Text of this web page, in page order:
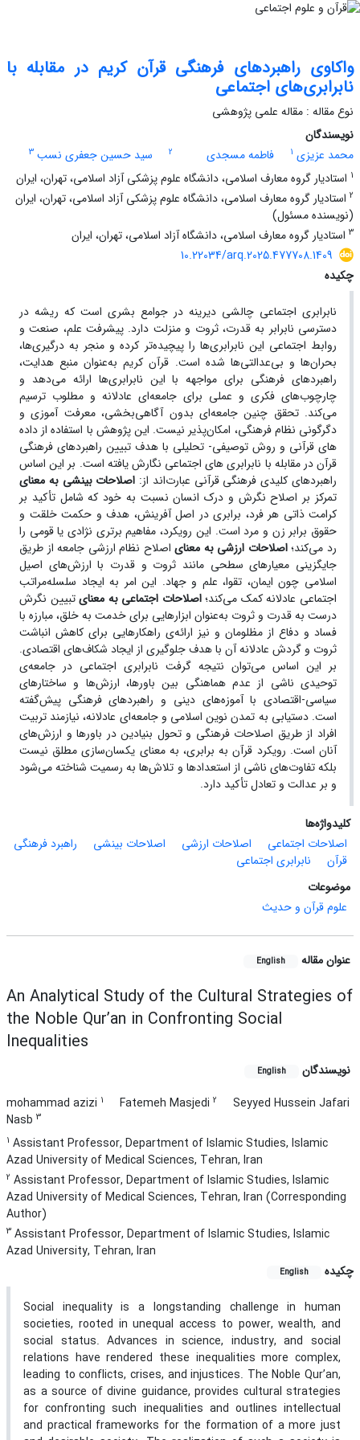
واکاوی راهبردهای فرهنگی قرآن کریم در مقابله با
نابرابری‌های اجتماعی
نوع مقاله : مقاله علمی پژوهشی
نویسندگان
محمد عزیزی 1 فاطمه مسجدی 2 سید حسین جعفری نسب 3
1 استادیار گروه معارف اسلامی، دانشگاه علوم پزشکی آزاد اسلامی، تهران، ایران
2 استادیار گروه معارف اسلامی، دانشگاه علوم پزشکی آزاد اسلامی، تهران، ایران
(نویسنده مسئول)
3 استادیار گروه معارف اسلامی، دانشگاه آزاد اسلامی، تهران، ایران
10.22034/arq.2025.477708.1409
چکیده
نابرابری اجتماعی چالشی دیرینه در جوامع بشری است که ریشه در
دسترسی نابرابر به قدرت، ثروت و منزلت دارد. پیشرفت علم، صنعت و
روابط اجتماعی این نابرابری‌ها را پیچیده‌تر کرده و منجر به درگیری‌ها،
بحران‌ها و بی‌عدالتی‌ها شده است. قرآن کریم به‌عنوان منبع هدایت،
راهبردهای فرهنگی برای مواجهه با این نابرابری‌ها ارائه می‌دهد و
چارچوب‌های فکری و عملی برای جامعه‌ای عادلانه و مطلوب ترسیم
می‌کند. تحقق چنین جامعه‌ای بدون آگاهی‌بخشی، معرفت آموزی و
دگرگونی نظام فرهنگی، امکان‌پذیر نیست. این پژوهش با استفاده از داده
های قرآنی و روش توصیفی- تحلیلی با هدف تبیین راهبردهای فرهنگی
قرآن در مقابله با نابرابری های اجتماعی نگارش یافته است. بر این اساس
راهبردهای کلیدی فرهنگی قرآنی عبارت‌اند از: اصلاحات بینشی به معنای
تمرکز بر اصلاح نگرش و درک انسان نسبت به خود که شامل تأکید بر
کرامت ذاتی هر فرد، برابری در اصل آفرینش، هدف و حکمت خلقت و
حقوق برابر زن و مرد است. این رویکرد، مفاهیم برتری نژادی یا قومی را
رد می‌کند؛اصلاحات ارزشی به معنایاصلاح نظام ارزشی جامعه از طریق
جایگزینی معیارهای سطحی مانند ثروت و قدرت با ارزش‌های اصیل
اسلامی چون ایمان، تقوا، علم و جهاد. این امر به ایجاد سلسله‌مراتب
اجتماعی عادلانه کمک می‌کند؛اصلاحات اجتماعی به معنایتبیین نگرش
درست به قدرت و ثروت به‌عنوان ابزارهایی برای خدمت به خلق، مبارزه با
فساد و دفاع از مظلومان و نیز ارائه‌ی راهکارهایی برای کاهش انباشت
ثروت و گردش عادلانه آن با هدف جلوگیری از ایجاد شکاف‌های اقتصادی.
بر این اساس می‌توان نتیجه گرفت نابرابری اجتماعی در جامعه‌ی
توحیدی ناشی از عدم هماهنگی بین باورها، ارزش‌ها و ساختارهای
سیاسی-اقتصادی با آموزه‌های دینی و راهبردهای فرهنگی پیش‌گفته
است. دستیابی به تمدن نوین اسلامی و جامعه‌ای عادلانه، نیازمند تربیت
افراد از طریق اصلاحات فرهنگی و تحول بنیادین در باورها و ارزش‌های
آنان است. رویکرد قرآن به برابری، به معنای یکسان‌سازی مطلق نیست
بلکه تفاوت‌های ناشی از استعدادها و تلاش‌ها به رسمیت شناخته می‌شود
و بر عدالت و تعادل تأکید دارد.
کلیدواژه‌ها
اصلاحات اجتماعی
اصلاحات ارزشی اصلاحات بینشی
راهبرد فرهنگی
قرآن
نابرابری اجتماعی
موضوعات
علوم قرآن و حدیث
عنوان مقاله English
An Analytical Study of the Cultural Strategies of
the Noble Qur’an in Confronting Social
Inequalities
نویسندگان English
mohammad azizi 1 Fatemeh Masjedi 2
Seyyed Hussein Jafari
Nasb 3
1 Assistant Professor, Department of Islamic Studies, Islamic
Azad University of Medical Sciences, Tehran, Iran
2 Assistant Professor, Department of Islamic Studies, Islamic
Azad University of Medical Sciences, Tehran, Iran (Corresponding
Author)
3 Assistant Professor, Department of Islamic Studies, Islamic
Azad University, Tehran, Iran
چکیده
English
Social inequality is a longstanding challenge in human
societies, rooted in unequal access to power, wealth, and
social status. Advances in science, industry, and social
relations have rendered these inequalities more complex,
leading to conflicts, crises, and injustices. The Noble Qur’an,
as a source of divine guidance, provides cultural strategies
for confronting such inequalities and outlines intellectual
and practical frameworks for the formation of a more just